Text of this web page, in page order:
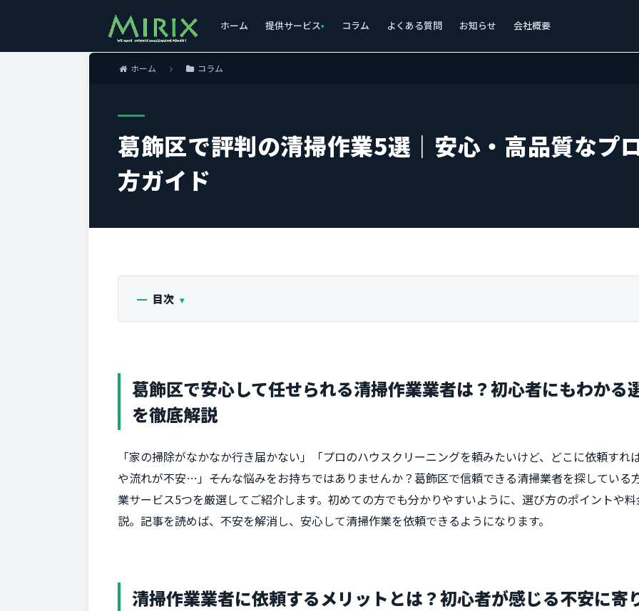
ホーム 提供サービス コラム よくある質問 お知らせ 会社概要
ホーム コラム
葛飾区で評判の清掃作業5選｜安心・高品質なプ
方ガイド
目次
葛飾区で安心して任せられる清掃作業業者は？初心者にもわかる
を徹底解説
「家の掃除がなかなか行き届かない」「プロのハウスクリーニングを頼みたいけど、どこに依頼す
や流れが不安…」――そんな悩みをお持ちではありませんか？葛飾区で信頼できる清掃業者を探してい
業サービス5つを厳選してご紹介します。初めての方でも分かりやすいように、選び方のポイントや
説。記事を読めば、不安を解消し、安心して清掃作業を依頼できるようになります。
清掃作業業者に依頼するメリットとは？初心者が感じる不安に寄